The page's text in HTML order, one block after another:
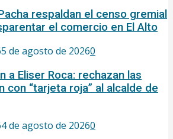
respaldan el censo gremial
el comercio en El Alto
5 de agosto de 20260
a Eliser Roca: rechazan las
con “tarjeta roja” al alcalde de
4 de agosto de 20260